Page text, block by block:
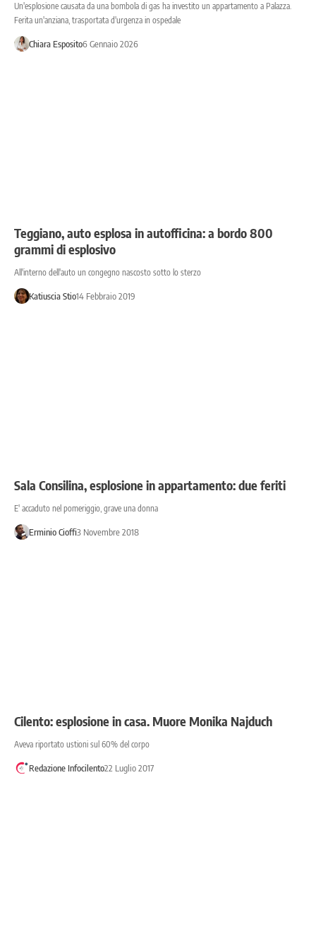
Un'esplosione causata da una bombola di gas ha investito un appartamento a Palazza.
Ferita un'anziana, trasportata d'urgenza in ospedale
Chiara Esposito6 Gennaio 2026
Teggiano, auto esplosa in autofficina: a bordo 800
grammi di esplosivo
All'interno dell'auto un congegno nascosto sotto lo sterzo
Katiuscia Stio14 Febbraio 2019
Sala Consilina, esplosione in appartamento: due feriti
E' accaduto nel pomeriggio, grave una donna
Erminio Cioffi3 Novembre 2018
Cilento: esplosione in casa. Muore Monika Najduch
Aveva riportato ustioni sul 60% del corpo
Redazione Infocilento22 Luglio 2017